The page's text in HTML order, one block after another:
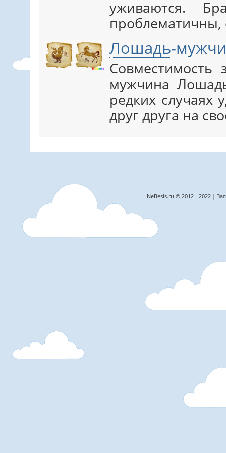
уживаются.
проблематичны,
Лошадь-
мужчина
редких случаях
друг друга на
NeBesis.ru © 2012 - 2022 |